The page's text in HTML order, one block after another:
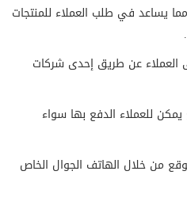
يساعد في طلب العملاء للمنتجات
العملاء عن طريق إحدى شركات
للعملاء الدفع بها سواء
من خلال الهاتف الجوال الخاص